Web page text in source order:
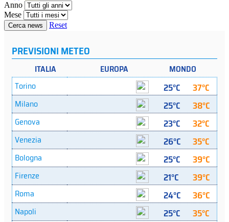
Anno
Mese
Cerca news Reset